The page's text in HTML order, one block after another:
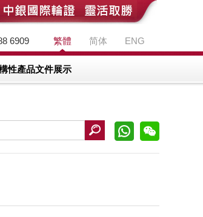
繁體 简体 ENG
6909
性產品文件展示